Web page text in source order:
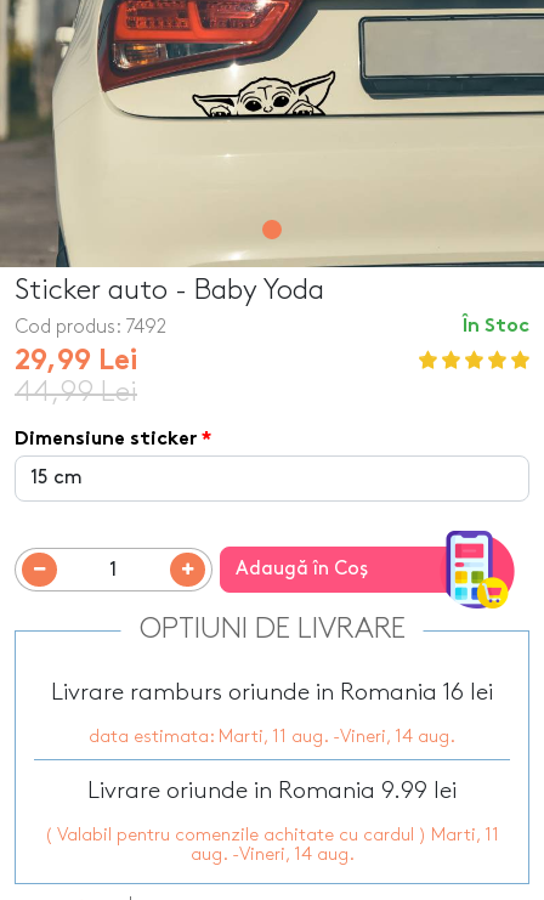
Sticker auto - Baby Yoda
În Stoc
Cod produs: 7492
29,99 Lei
44,99 Lei
Dimensiune sticker
Adaugă în Coş
OPTIUNI DE LIVRARE
Livrare ramburs oriunde in Romania 16 lei
data estimata: Marti, 11 aug. -Vineri, 14 aug.
Livrare oriunde in Romania 9.99 lei
( Valabil pentru comenzile achitate cu cardul ) Marti, 11
aug. -Vineri, 14 aug.